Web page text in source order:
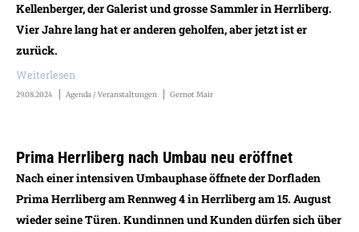
Kellenberger, der Galerist und grosse Sammler in Herrliberg.
Vier Jahre lang hat er anderen geholfen, aber jetzt ist er
zurück.
Weiterlesen
29.08.2024 Agenda / Veranstaltungen Gernot Mair
Prima Herrliberg nach Umbau neu eröffnet
Nach einer intensiven Umbauphase öffnete der Dorfladen
Prima Herrliberg am Rennweg 4 in Herrliberg am 15. August
wieder seine Türen. Kundinnen und Kunden dürfen sich über